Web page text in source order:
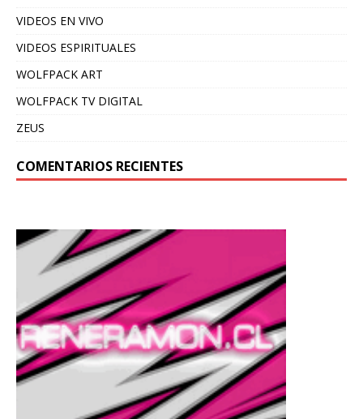
VIDEOS EN VIVO
VIDEOS ESPIRITUALES
WOLFPACK ART
WOLFPACK TV DIGITAL
ZEUS
COMENTARIOS RECIENTES